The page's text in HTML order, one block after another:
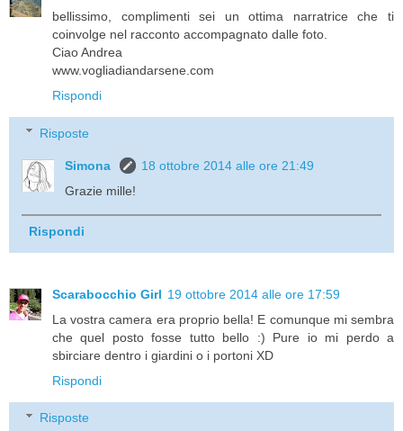
bellissimo, complimenti sei un ottima narratrice che ti
coinvolge nel racconto accompagnato dalle foto.
Ciao Andrea
www.vogliadiandarsene.com
Rispondi
Risposte
Simona
18 ottobre 2014 alle ore 21:49
Grazie mille!
Rispondi
Scarabocchio Girl 19 ottobre 2014 alle ore 17:59
La vostra camera era proprio bella! E comunque mi sembra
che quel posto fosse tutto bello :) Pure io mi perdo a
sbirciare dentro i giardini o i portoni XD
Rispondi
Risposte